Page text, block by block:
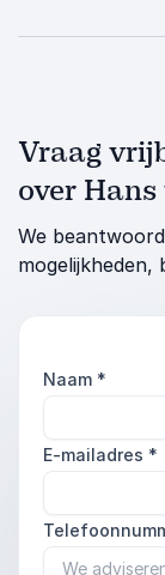
Vraag
over
We
mogelijkheden,
Naam *
E-mailadres *